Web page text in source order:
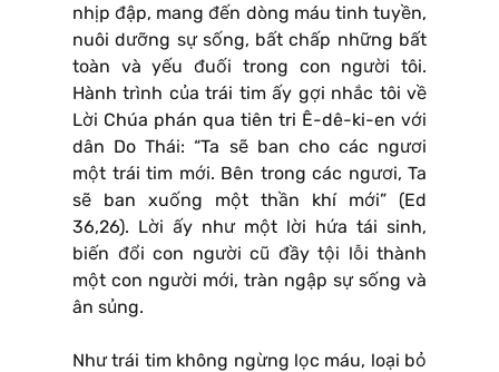
nhịp đập, mang đến dòng máu tinh tuyền,
nuôi dưỡng sự sống, bất chấp những bất
toàn và yếu đuối trong con người tôi.
Hành trình của trái tim ấy gợi nhắc tôi về
Lời Chúa phán qua tiên tri Ê-dê-ki-en với
dân Do Thái: “Ta sẽ ban cho các ngươi
một trái tim mới. Bên trong các ngươi, Ta
sẽ ban xuống một thần khí mới” (Ed
36,26). Lời ấy như một lời hứa tái sinh,
biến đổi con người cũ đầy tội lỗi thành
một con người mới, tràn ngập sự sống và
ân sủng.
Như trái tim không ngừng lọc máu, loại bỏ